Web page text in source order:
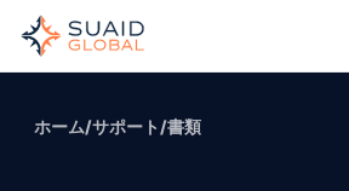
ホーム/サポート /書類